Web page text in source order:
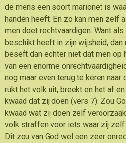
de mens een soort marionet is
handen heeft. En zo kan men zelf
men doet rechtvaardigen. Want
beschikt heeft in zijn wijsheid, dan
beseft dan echter niet dat men op
van een enorme
nog maar even terug te keren naar
rukt het volk uit, breekt en het af
kwaad dat zij doen (vers 7). Zou
kwaad wat zij doen zelf
volk straffen voor iets waar zij zelf
Dit zou van God wel een zeer